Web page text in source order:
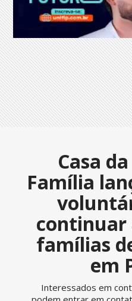
Casa
Família
continuar
famílias
em
Interessados em